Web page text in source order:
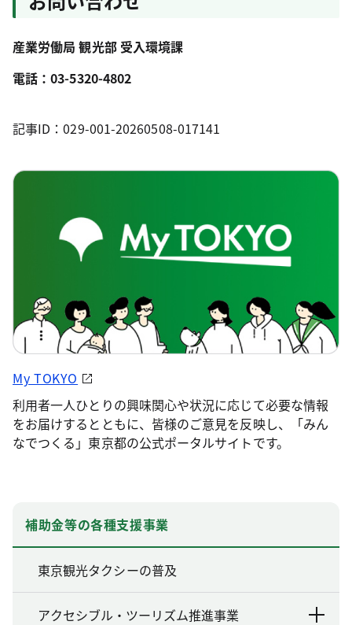
産業労働局 観光部 受入環境課
電話：03-5320-4802
記事ID：029-001-20260508-017141
My TOKYO
利用者一人ひとりの興味関心や状況に応じて必要な情報
をお届けするとともに、皆様のご意見を反映し、「みん
なでつくる」東京都の公式ポータルサイトです。
補助金等の各種支援事業
東京観光タクシーの普及
アクセシブル・ツーリズム推進事業